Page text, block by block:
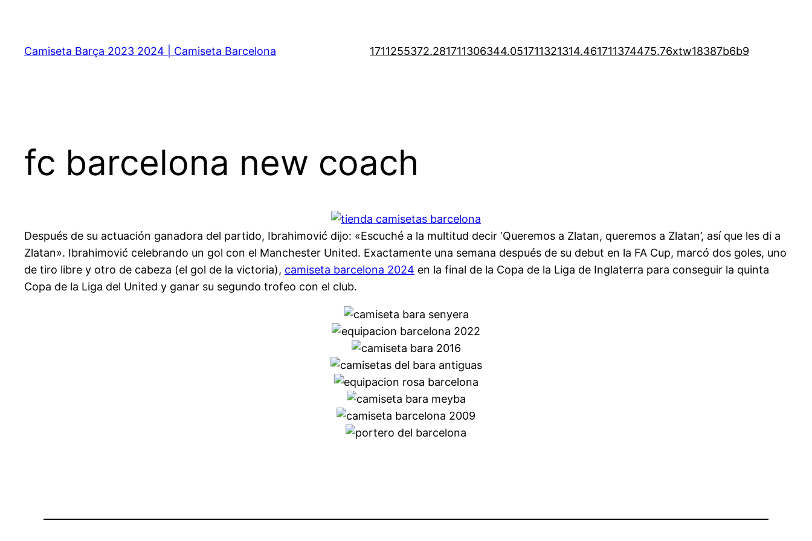
contenido
Camiseta Barça 2023 2024 | Camiseta Barcelona 1711255372.281711306344.051711321314.461711374475.76xtw18387b6b9
fc barcelona new coach
Después de su actuación ganadora del partido, Ibrahimović dijo: «Escuché a la multitud decir ‘Queremos a Zlatan, queremos a Zlatan’, así que les di a
Zlatan». Ibrahimović celebrando un gol con el Manchester United. Exactamente una semana después de su debut en la FA Cup, marcó dos goles, uno
de tiro libre y otro de cabeza (el gol de la victoria), camiseta barcelona 2024 en la final de la Copa de la Liga de Inglaterra para conseguir la quinta
Copa de la Liga del United y ganar su segundo trofeo con el club.